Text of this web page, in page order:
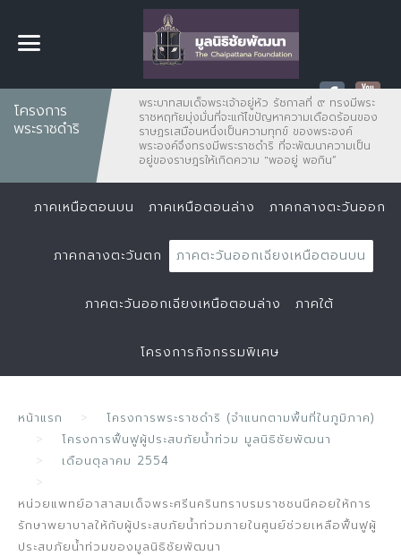
โครงการ
พระราชดำริ
พระบาทสมเด็จพระเจ้าอยู่หัว รัชกาลที่ ๙ ทรงมีพระ
ราชหฤทัยมุ่งมั่นที่จะแก้ไขปัญหาความเดือดร้อนของ
ราษฏรเสมือนหนึ่งเป็นความทุกข์ ของพระองค์
พระองค์จึงทรงมีพระราชดำริ ที่จะพัฒนาความเป็น
อยู่ของราษฎรให้เกิดความ "พออยู่ พอกิน”
ภาคเหนือตอนบน ภาคเหนือตอนล่าง ภาคกลางตะวันออก
ภาคกลางตะวันตก ภาคตะวันออกเฉียงเหนือตอนบน
ภาคตะวันออกเฉียงเหนือตอนล่าง ภาคใต้
โครงการกิจกรรมพิเศษ
หน้าแรก
โครงการพระราชดำริ (จำแนกตามพื้นที่ในภูมิภาค)
โครงการฟื้นฟูผู้ประสบภัยน้ำท่วม มูลนิธิชัยพัฒนา
เดือนตุลาคม 2554
หน่วยแพทย์อาสาสมเด็จพระศรีนครินทราบรมราชชนนีคอยให้การ
รักษาพยาบาลให้กับผู้ประสบภัยน้ำท่วมภายในศูนย์ช่วยเหลือฟื้นฟูผู้
ประสบภัยน้ำท่วมของมูลนิธิชัยพัฒนา